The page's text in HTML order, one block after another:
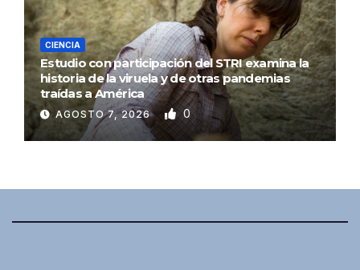
CIENCIA
Estudio con participación del STRI examina la
historia de la viruela y de otras pandemias
traídas a América
AGOSTO 7, 2026 0